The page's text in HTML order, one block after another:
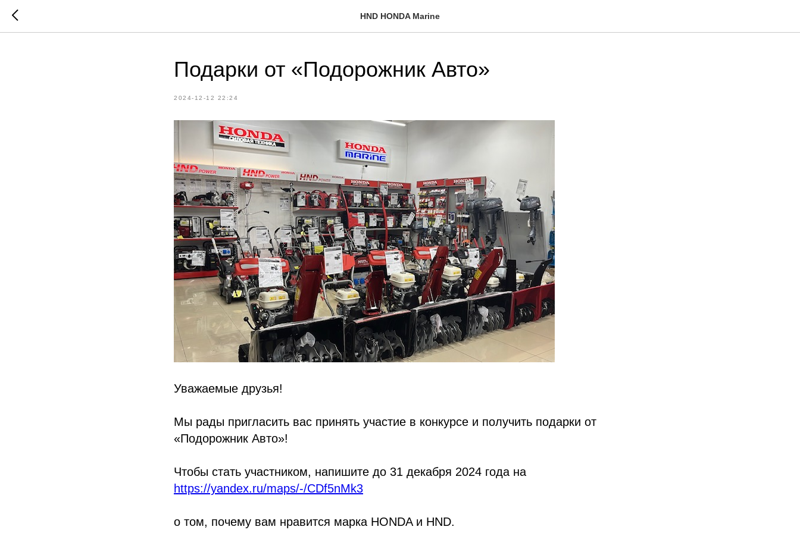
HND HONDA Marine
Подарки от «Подорожник Авто»
2024-12-12 22:24
Уважаемые друзья!
Мы рады пригласить вас принять участие в конкурсе и получить подарки от
«Подорожник Авто»!
Чтобы стать участником, напишите до 31 декабря 2024 года на
https://yandex.ru/maps/-/CDf5nMk3
о том, почему вам нравится марка HONDA и HND.